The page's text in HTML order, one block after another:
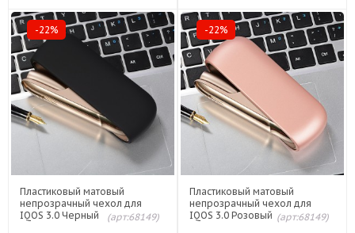
-22%
Пластиковый матовый
непрозрачный чехол для
IQOS 3.0 Черный
(арт:68149)
-22%
Пластиковый матовый
непрозрачный чехол для
IQOS 3.0 Розовый (арт:68149)